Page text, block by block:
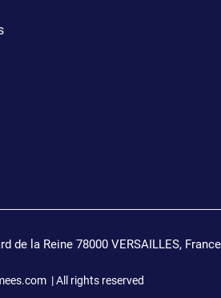
| All rights reserved
de la Reine 78000 VERSAILLES, France